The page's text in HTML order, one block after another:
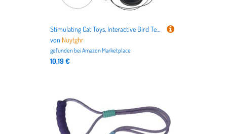
Stimulating Cat Toys, Interactive Bird Teaser Wand for Cats, 2.56x1.89 inch, Handheld Suction Cup Wand Toy with Wall Mount, Pet Supplies Boredom, Exercise Play, and Mental
von Nuytghr
gefunden beiAmazon Marketplace
10,19 €